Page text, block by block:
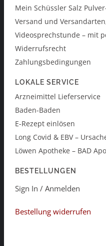
Mein Schüssler Salz
Versand und
Videosprechstunde – mit
Widerrufsrecht
Zahlungsbedingungen
LOKALE SERVICE
Arzneimittel Lieferservice
Baden-Baden
E-Rezept einlösen
Long Covid & EBV –
Löwen Apotheke – BAD
BESTELLUNGEN
Sign In / Anmelden
Bestellung widerrufen